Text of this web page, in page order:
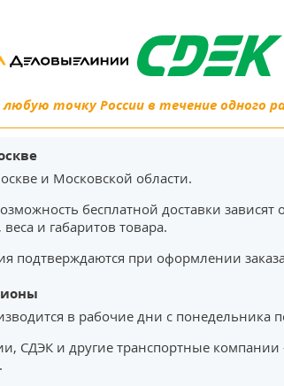
точку России в течение одного
и Московской области.
бесплатной доставки зависят
веса и габаритов товара.
подтверждаются при оформлении
в рабочие дни с понедельника
СДЭК и другие транспортные